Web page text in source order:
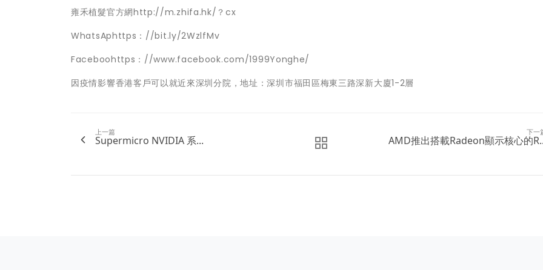
雍禾植髮官方網http://m.zhifa.hk/？cx
WhatsAphttps：//bit.ly/2WzlfMv
Faceboohttps：//www.facebook.com/1999Yonghe/
因疫情影響香港客戶可以就近來深圳分院，地址：深圳市福田區梅東三路深新大廈1-2層
上一篇
Supermicro NVIDIA 系...
下一
AMD推出搭載Radeon顯示核心的